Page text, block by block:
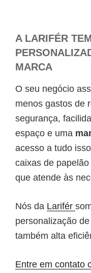
A LARIFÉR
MARCA
O seu negócio
menos gastos de
segurança,
espaço e uma
acesso a tudo
caixas de
que atende às
Nós da Larifér
personalização
também alta
Entre em contato